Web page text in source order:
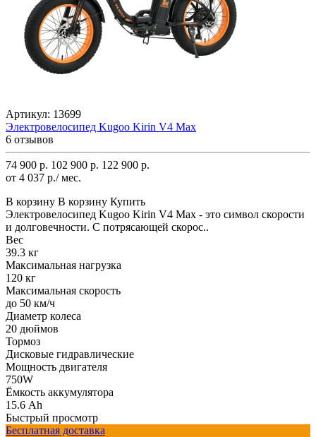
Артикул: 13699
Электровелосипед Kugoo Kirin V4 Max
6 отзывов
74 900 р. 102 900 р. 122 900 р.
от 4 037 р./ мес.
В корзину В корзину Купить
Электровелосипед Kugoo Kirin V4 Max - это символ скорости
и долговечности. С потрясающей скорос..
Вес
39.3 кг
Максимальная нагрузка
120 кг
Максимальная скорость
до 50 км/ч
Диаметр колеса
20 дюймов
Тормоз
Дисковые гидравлические
Мощность двигателя
750W
Ёмкость аккумулятора
15.6 Ah
Быстрый просмотр
Бесплатная доставка